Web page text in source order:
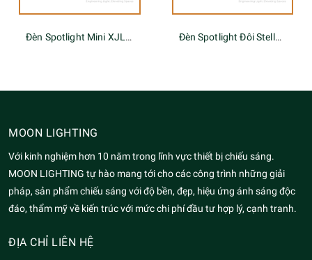
Đèn Spotlight Mini XJL Series Đèn Spotlight Đôi Stella PK-2-LENS Series
MOON LIGHTING
Với kinh nghiệm hơn 10 năm trong lĩnh vực thiết bị chiếu sáng.
MOON LIGHTING tự hào mang tới cho các công trình những giải
pháp, sản phẩm chiếu sáng với độ bền, đẹp, hiệu ứng ánh sáng độc
đáo, thẩm mỹ về kiến trúc với mức chi phí đầu tư hợp lý, cạnh tranh.
ĐỊA CHỈ LIÊN HỆ